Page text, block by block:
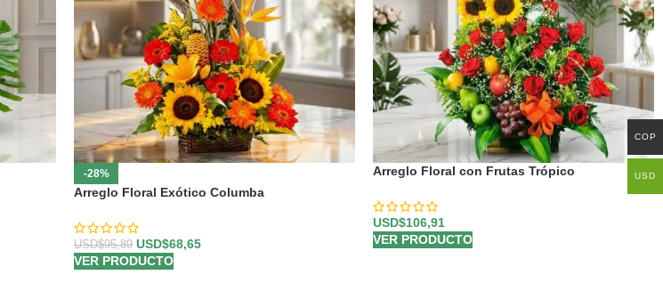
-28%
Arreglo Floral Exótico Columba
USD$95,89 USD$68,65
VER PRODUCTO
Arreglo Floral con Frutas Trópico
USD$106,91
VER PRODUCTO
COP
USD